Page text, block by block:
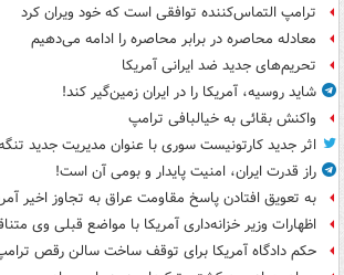
ترامپ التماس‌کننده توافقی است که خود ویران کرد
معادله محاصره در برابر محاصره را ادامه می‌دهیم
تحریم‌های جدید ضد ایرانی آمریکا
شاید روسیه، آمریکا را در ایران زمین‌گیر کند!
واکنش بقائی به خیالبافی ترامپ
اثر جدید کارتونیست سوری با عنوان مدیریت جدید
راز قدرت ایران، امنیت پایدار و بومی آن است!
به تعویق افتادن پاسخ مقاومت عراق به تجاوز اخیر
اظهارات وزیر خزانه‌داری آمریکا با مواضع قبلی وی
حکم دادگاه آمریکا برای توقف ساخت سالن رقص